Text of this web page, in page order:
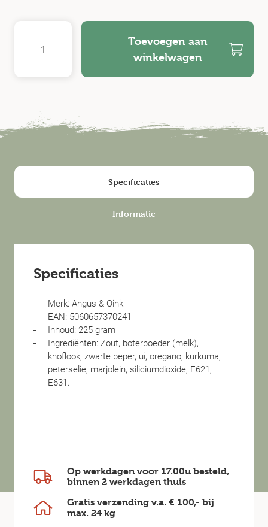
Toevoegen aan
winkelwagen
Specificaties
Informatie
Specificaties
Merk: Angus & Oink
EAN: 5060657370241
Inhoud: 225 gram
Ingrediënten: Zout, boterpoeder (melk),
knoflook, zwarte peper, ui, oregano, kurkuma,
peterselie, marjolein, siliciumdioxide, E621,
E631.
Op werkdagen voor 17.00u besteld,
binnen 2 werkdagen thuis
Gratis verzending v.a. € 100,- bij
max. 24 kg